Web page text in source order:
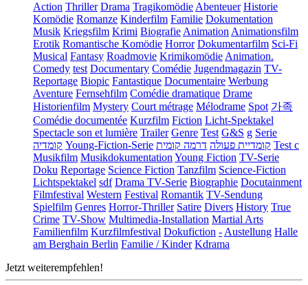
Action Thriller Drama TragikomödieAbenteuer Historie
Komödie Romanze Kinderfilm Familie Dokumentation
Musik Kriegsfilm Krimi BiografieAnimationAnimationsfilm
Erotik Romantische Komödie Horror Dokumentarfilm Sci-Fi
Musical Fantasy Roadmovie KrimikomödieAnimation.
Comedy test Documentary Comédie Jugendmagazin TV-
Reportage Biopic Fantastique Documentaire Werbung
Aventure Fernsehfilm Comédie dramatique Drame
Historienfilm Mystery Court métrage Mélodrame Spot 가족
Comédie documentée Kurzfilm Fiction Licht-Spektakel
Spectacle son et lumière Trailer Genre Test G&S g Serie
קומדיה Young-Fiction-Serie קומדיית פעולה דרמה קומית
Test c
Musikfilm MusikdokumentationYoung Fiction TV-Serie
Doku Reportage Science Fiction Tanzfilm Science-Fiction
Lichtspektakel sdf Drama TV-Serie Biographie Docutainment
Filmfestival Western Festival Romantik TV-Sendung
Spielfilm Genres Horror-Thriller Satire Divers History True
Crime TV-Show Multimedia-Installation Martial Arts
Familienfilm Kurzfilmfestival Dokufiction -Austellung Halle
am Berghain Berlin Familie / Kinder Kdrama
Jetzt weiterempfehlen!